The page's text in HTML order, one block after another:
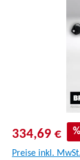
334,69 € %
Preise inkl.